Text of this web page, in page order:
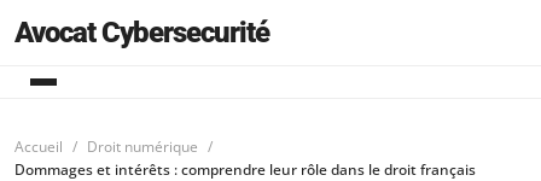
Avocat Cybersecurité
Accueil
Droit numérique
Dommages et intérêts : comprendre leur rôle dans le droit français